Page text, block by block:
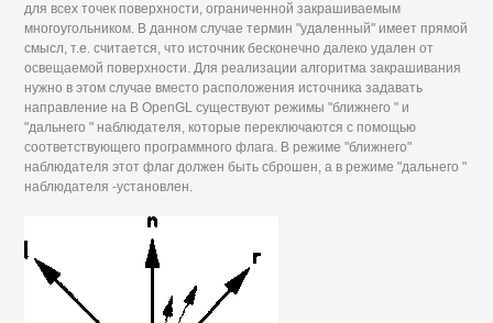
для всех точек поверхности, ограниченной закрашиваемым
многоугольником. В данном случае термин "удаленный" имеет прямой
смысл, т.е. считается, что источник бесконечно далеко удален от
освещаемой поверхности. Для реализации алгоритма закрашивания
нужно в этом случае вместо расположения источника задавать
направление на В OpenGL существуют режимы "ближнего " и
"дальнего " наблюдателя, которые переключаются с помощью
соответствующего программного флага. В режиме "ближнего"
наблюдателя этот флаг должен быть сброшен, а в режиме "дальнего "
наблюдателя -установлен.